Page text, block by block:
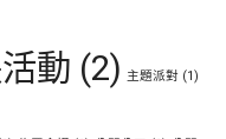
動 (2) 主題派對 (1)